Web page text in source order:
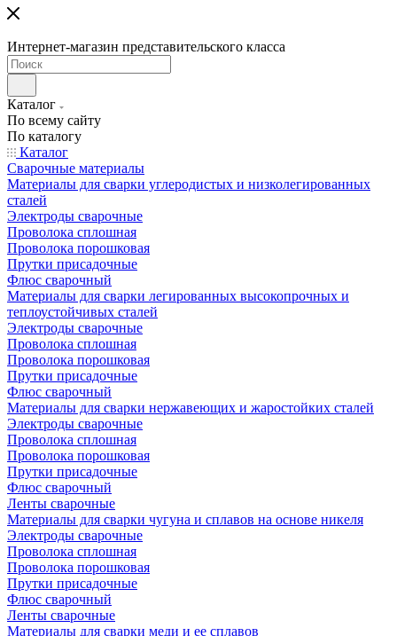
Интернет-магазин представительского класса
Каталог
По всему сайту
По каталогу
Каталог
Сварочные материалы
Материалы для сварки углеродистых и низколегированных
сталей
Электроды сварочные
Проволока сплошная
Проволока порошковая
Прутки присадочные
Флюс сварочный
Материалы для сварки легированных высокопрочных и
теплоустойчивых сталей
Электроды сварочные
Проволока сплошная
Проволока порошковая
Прутки присадочные
Флюс сварочный
Материалы для сварки нержавеющих и жаростойких сталей
Электроды сварочные
Проволока сплошная
Проволока порошковая
Прутки присадочные
Флюс сварочный
Ленты сварочные
Материалы для сварки чугуна и сплавов на основе никеля
Электроды сварочные
Проволока сплошная
Проволока порошковая
Прутки присадочные
Флюс сварочный
Ленты сварочные
Материалы для сварки меди и ее сплавов